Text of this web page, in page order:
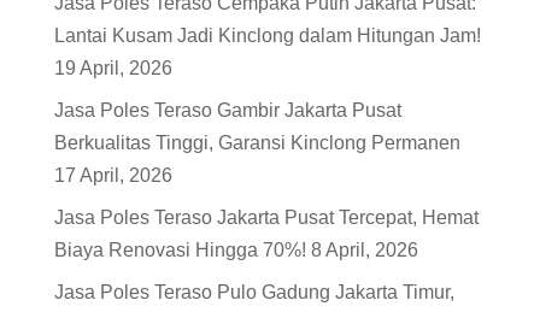
Lantai Kusam Jadi Kinclong dalam Hitungan Jam!
19 April, 2026
Jasa Poles Teraso Gambir Jakarta Pusat
Berkualitas Tinggi, Garansi Kinclong Permanen
17 April, 2026
Jasa Poles Teraso Jakarta Pusat Tercepat, Hemat
Biaya Renovasi Hingga 70%! 8 April, 2026
Jasa Poles Teraso Pulo Gadung Jakarta Timur,